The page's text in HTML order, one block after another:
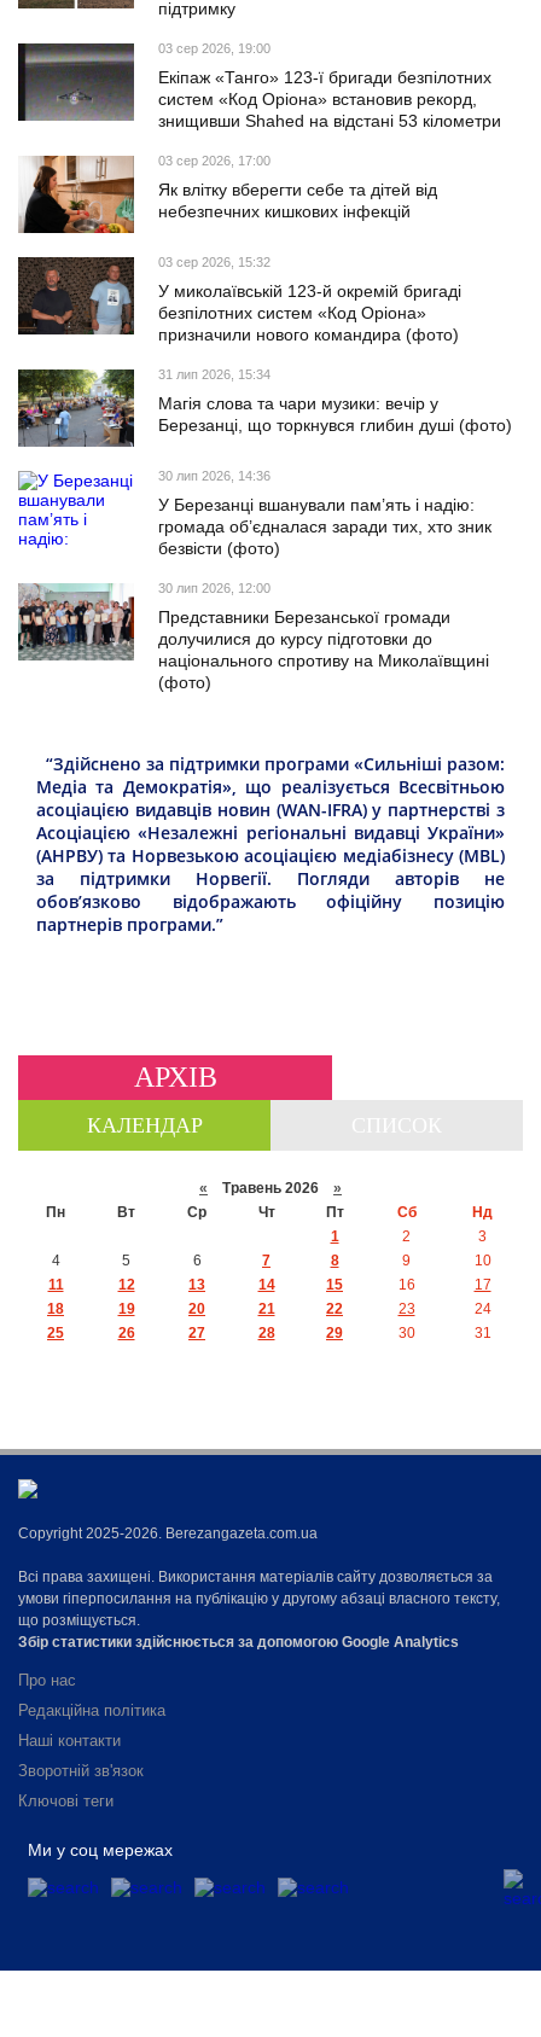
підтримку
03 сер 2026, 19:00
Екіпаж «Танго» 123-ї бригади безпілотних
систем «Код Оріона» встановив рекорд,
знищивши Shahed на відстані 53 кілометри
03 сер 2026, 17:00
Як влітку вберегти себе та дітей від
небезпечних кишкових інфекцій
03 сер 2026, 15:32
У миколаївській 123-й окремій бригаді
безпілотних систем «Код Оріона»
призначили нового командира (фото)
31 лип 2026, 15:34
Магія слова та чари музики: вечір у
Березанці, що торкнувся глибин душі (фото)
30 лип 2026, 14:36
У Березанці вшанували пам’ять і надію:
громада об’єдналася заради тих, хто зник
безвісти (фото)
30 лип 2026, 12:00
Представники Березанської громади
долучилися до курсу підготовки до
національного спротиву на Миколаївщині
(фото)
“Здійснено за підтримки програми «Сильніші разом:
Медіа та Демократія», що реалізується Всесвітньою
асоціацією видавців новин (WAN-IFRA) у партнерстві з
Асоціацією «Незалежні регіональні видавці України»
(АНРВУ) та Норвезькою асоціацією медіабізнесу (MBL)
за підтримки Норвегії. Погляди авторів не
обов’язково відображають офіційну позицію
партнерів програми.”
АРХІВ
КАЛЕНДАР
« Травень 2026 »
Пн
Вт Ср Чт Пт Сб
Нд
1
2
3
4
5 6 7 8 9
10
11
12 13 14 15 16
17
18
19 20 21 22 23
24
25
26 27 28 29 30 31
Copyright 2025-2026. Berezangazeta.com.ua
Всі права захищені. Використання матеріалів сайту дозволяється за
умови гіперпосилання на публікацію у другому абзаці власного тексту,
що розміщується.
Збір статистики здійснюється за допомогою Google Analytics
Про нас
Редакційна політика
Наші контакти
Зворотній зв'язок
Ключові теги
Ми у соц мережах